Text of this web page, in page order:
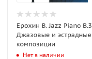
Ерохин В. Jazz Piano В.3
Джазовые и эстрадные
композиции
Нет в наличии